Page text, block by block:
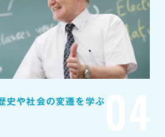
04
史や社会の変遷を学ぶ